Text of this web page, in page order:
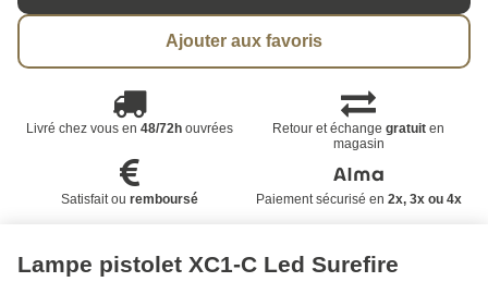
Ajouter aux favoris
Livré chez vous en 48/72houvrées Retour et échangegratuit en
magasin
Satisfait ou remboursé Paiement sécurisé en 2x, 3x ou 4x
Lampe pistolet XC1-C Led Surefire